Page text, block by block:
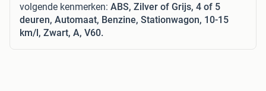
volgende kenmerken: ABS, Zilver of Grijs, 4 of 5
deuren, Automaat, Benzine, Stationwagon, 10-15
km/l, Zwart, A, V60.